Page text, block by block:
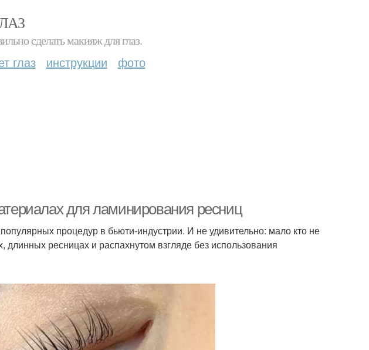
сделать макияж для глаз.
глаз инструкции фото
для ламинирования ресниц
процедур в бьюти-индустрии. И не удивительно: мало кто не
длинных ресницах и распахнутом взгляде без использования